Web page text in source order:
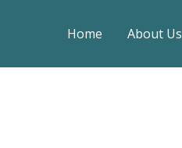
Home About Us